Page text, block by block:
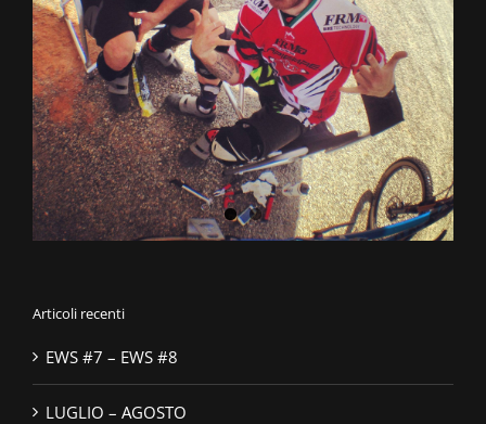
Articoli recenti
EWS #7 – EWS #8
LUGLIO – AGOSTO